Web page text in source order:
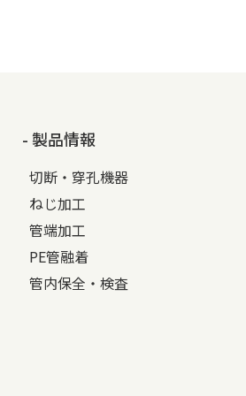
- 製品情報
切断・穿孔機器
ねじ加工
管端加工
PE管融着
管内保全・検査